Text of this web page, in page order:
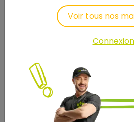
Composition : Viande de poulet
riz (25 %), concentré de
graisse de poulet, pomme
huile de lin, chlorure de
déshydraté, levure de bière.
de moule à lèvres vertes,
déshydratée, tomate
déshydraté, luzerne
Voir tous nos
Connexion